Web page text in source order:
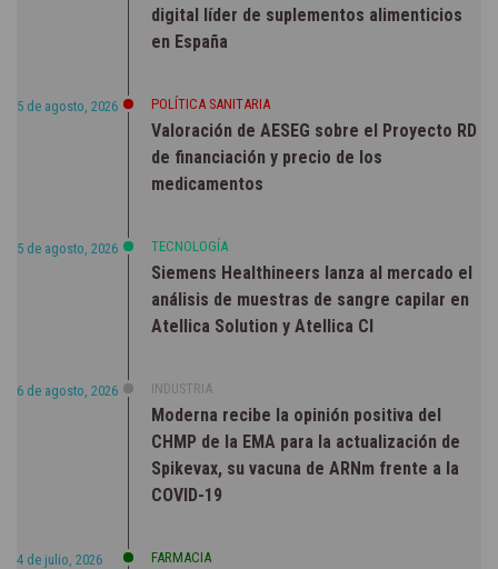
digital líder de suplementos alimenticios
en España
5 de agosto, 2026 POLÍTICA SANITARIA
Valoración de AESEG sobre el Proyecto RD
de financiación y precio de los
medicamentos
5 de agosto, 2026 TECNOLOGÍA
Siemens Healthineers lanza al mercado el
análisis de muestras de sangre capilar en
Atellica Solution y Atellica CI
6 de agosto, 2026 INDUSTRIA
Moderna recibe la opinión positiva del
CHMP de la EMA para la actualización de
Spikevax, su vacuna de ARNm frente a la
COVID-19
4 de julio, 2026 FARMACIA